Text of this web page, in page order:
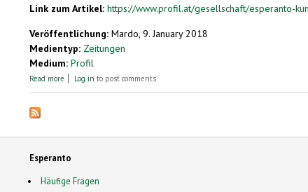
Link zum Artikel: https://www.profil.at/gesellschaft/esperanto-
Veröffentlichung: Mardo, 9. January 2018
Medientyp: Zeitungen
Medium: Profil
Read more about Esperanto: Was wurde aus der völkerverbindenden Kunstsprache?
Log in to post comments
Esperanto
Häufige Fragen